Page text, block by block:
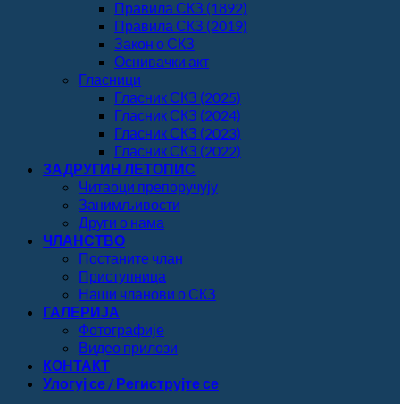
Правила СКЗ (1892)
Правила СКЗ (2019)
Закон о СКЗ
Оснивачки акт
Гласници
Гласник СКЗ (2025)
Гласник СКЗ (2024)
Гласник СКЗ (2023)
Гласник СКЗ (2022)
ЗАДРУГИН ЛЕТОПИС
Читаоци препоручују
Занимљивости
Други о нама
ЧЛАНСТВО
Постаните члан
Приступница
Наши чланови о СКЗ
ГАЛЕРИЈА
Фотографије
Видео прилози
КОНТАКТ
Улогуј се / Региструјте се